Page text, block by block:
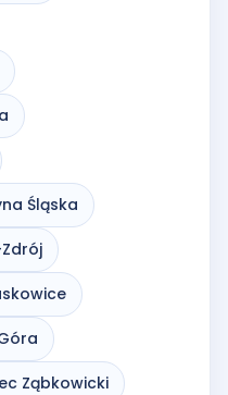
Śląska
Ząbkowicki